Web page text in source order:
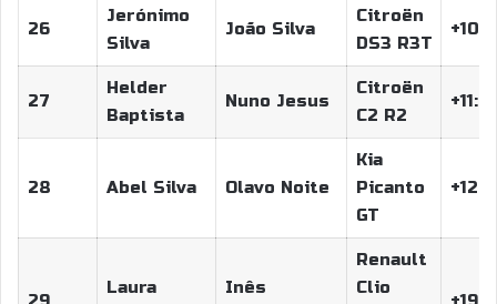
26
Jerónimo
Silva
João Silva
Citroën
DS3 R3T
27
Helder
Baptista
Nuno Jesus
Citroën
C2 R2
28 Abel Silva Olavo Noite
Kia
Picanto
GT
Laura Inês
Renault
Clio